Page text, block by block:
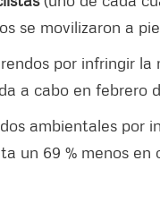
se movilizaron a
por infringir
a cabo en febrero
ambientales por
un 69 % menos en